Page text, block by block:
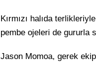
Kırmızı halıda
pembe ojeleri de gururla
Jason Momoa, gerek